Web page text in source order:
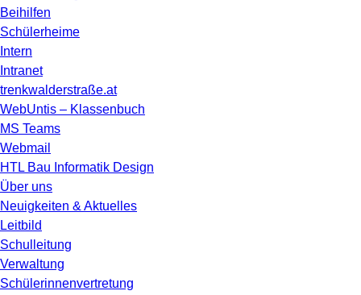
Beihilfen
Schülerheime
Intern
Intranet
trenkwalderstraße.at
WebUntis – Klassenbuch
MS Teams
Webmail
HTL Bau Informatik Design
Über uns
Neuigkeiten & Aktuelles
Leitbild
Schulleitung
Verwaltung
Schülerinnenvertretung